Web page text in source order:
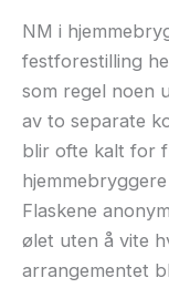
NM i
festforestilling
som regel noen
av to separate
blir ofte kalt for
Flaskene
ølet uten å vite
arrangementet